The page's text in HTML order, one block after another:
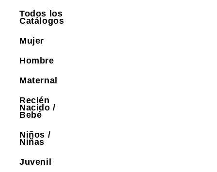
Todos los
Catálogos
Mujer
Hombre
Maternal
Recién
Nacido /
Bebé
Niños /
Niñas
Juvenil